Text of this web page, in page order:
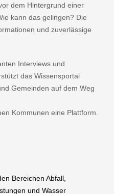
dem Hintergrund einer
kann das gelingen? Die
und zuverlässige
Interviews und
das Wissensportal
Gemeinden auf dem Weg
Kommunen eine Plattform.
Bereichen Abfall,
und Wasser